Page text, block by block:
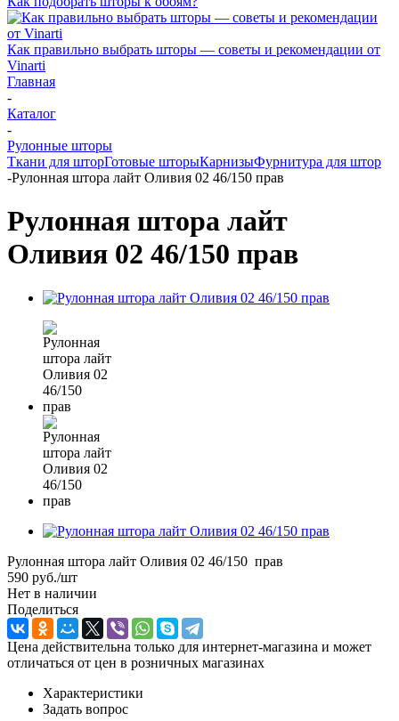
Как правильно выбрать шторы — советы и рекомендации от
Vinarti
Главная
-
Каталог
-
Рулонные шторы
Ткани для шторГотовые шторыКарнизыФурнитура для штор
-Рулонная штора лайт Оливия 02 46/150 прав
Рулонная штора лайт
Оливия 02 46/150 прав
Рулонная штора лайт Оливия 02 46/150 прав
590 руб./шт
Нет в наличии
Поделиться
Цена действительна только для интернет-магазина и может
отличаться от цен в розничных магазинах
Характеристики
Задать вопрос